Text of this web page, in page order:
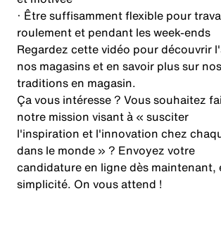
· Être suffisamment flexible pour
roulement et pendant les week-ends
Regardez cette vidéo pour découvrir
nos magasins et en savoir plus sur nos
traditions en magasin.
Ça vous intéresse ? Vous souhaitez
notre mission visant à « susciter
l'inspiration et l'innovation chez
dans le monde » ? Envoyez votre
candidature en ligne dès maintenant,
simplicité. On vous attend !